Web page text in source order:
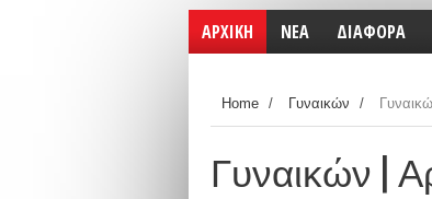
ΑΡΧΙΚΗ ΝΕΑ ΔΙΑΦΟΡΑ
Home / Γυναικών /
Γυναικών |